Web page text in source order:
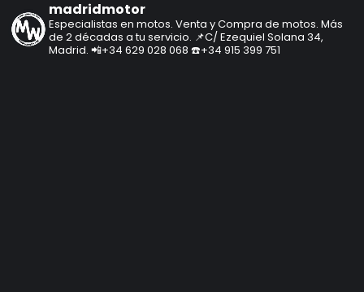
madridmotor
Especialistas en motos. Venta y Compra de motos. Más
de 2 décadas a tu servicio. 📌C/ Ezequiel Solana 34,
Madrid. 📲+34 629 028 068 ☎️+34 915 399 751